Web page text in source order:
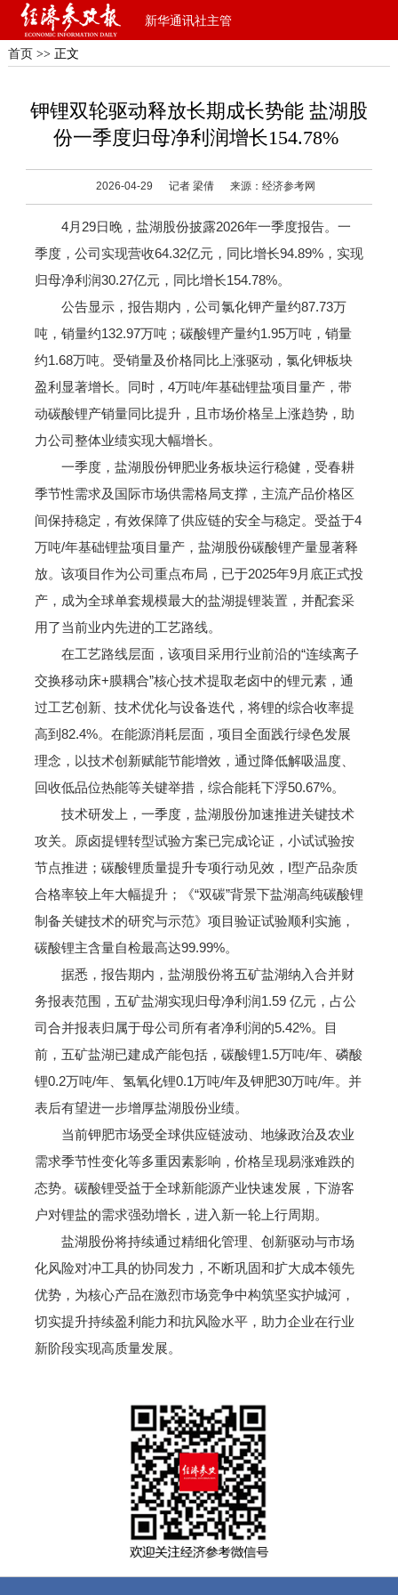
新华通讯社主管
首页 >> 正文
钾锂双轮驱动释放长期成长势能 盐湖股
份一季度归母净利润增长154.78%
2026-04-29 记者 梁倩 来源：经济参考网
4月29日晚，盐湖股份披露2026年一季度报告。一
季度，公司实现营收64.32亿元，同比增长94.89%，实现
归母净利润30.27亿元，同比增长154.78%。
公告显示，报告期内，公司氯化钾产量约87.73万
吨，销量约132.97万吨；碳酸锂产量约1.95万吨，销量
约1.68万吨。受销量及价格同比上涨驱动，氯化钾板块
盈利显著增长。同时，4万吨/年基础锂盐项目量产，带
动碳酸锂产销量同比提升，且市场价格呈上涨趋势，助
力公司整体业绩实现大幅增长。
一季度，盐湖股份钾肥业务板块运行稳健，受春耕
季节性需求及国际市场供需格局支撑，主流产品价格区
间保持稳定，有效保障了供应链的安全与稳定。受益于4
万吨/年基础锂盐项目量产，盐湖股份碳酸锂产量显著释
放。该项目作为公司重点布局，已于2025年9月底正式投
产，成为全球单套规模最大的盐湖提锂装置，并配套采
用了当前业内先进的工艺路线。
在工艺路线层面，该项目采用行业前沿的“连续离子
交换移动床+膜耦合”核心技术提取老卤中的锂元素，通
过工艺创新、技术优化与设备迭代，将锂的综合收率提
高到82.4%。在能源消耗层面，项目全面践行绿色发展
理念，以技术创新赋能节能增效，通过降低解吸温度、
回收低品位热能等关键举措，综合能耗下浮50.67%。
技术研发上，一季度，盐湖股份加速推进关键技术
攻关。原卤提锂转型试验方案已完成论证，小试试验按
节点推进；碳酸锂质量提升专项行动见效，Ⅰ型产品杂质
合格率较上年大幅提升；《“双碳”背景下盐湖高纯碳酸锂
制备关键技术的研究与示范》项目验证试验顺利实施，
碳酸锂主含量自检最高达99.99%。
据悉，报告期内，盐湖股份将五矿盐湖纳入合并财
务报表范围，五矿盐湖实现归母净利润1.59 亿元，占公
司合并报表归属于母公司所有者净利润的5.42%。目
前，五矿盐湖已建成产能包括，碳酸锂1.5万吨/年、磷酸
锂0.2万吨/年、氢氧化锂0.1万吨/年及钾肥30万吨/年。并
表后有望进一步增厚盐湖股份业绩。
当前钾肥市场受全球供应链波动、地缘政治及农业
需求季节性变化等多重因素影响，价格呈现易涨难跌的
态势。碳酸锂受益于全球新能源产业快速发展，下游客
户对锂盐的需求强劲增长，进入新一轮上行周期。
盐湖股份将持续通过精细化管理、创新驱动与市场
化风险对冲工具的协同发力，不断巩固和扩大成本领先
优势，为核心产品在激烈市场竞争中构筑坚实护城河，
切实提升持续盈利能力和抗风险水平，助力企业在行业
新阶段实现高质量发展。